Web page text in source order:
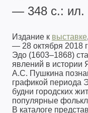
— 348 с.: ил.
Издание к выставке
— 28 октября 2018
Эдо (1603–1868)
явлений в
А.С. Пушкина
графикой периода
будни городских
популярные
В каталоге